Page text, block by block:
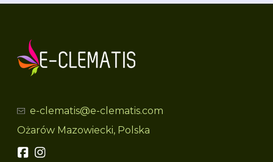
e-clematis@e-clematis.com
Ożarów Mazowiecki, Polska